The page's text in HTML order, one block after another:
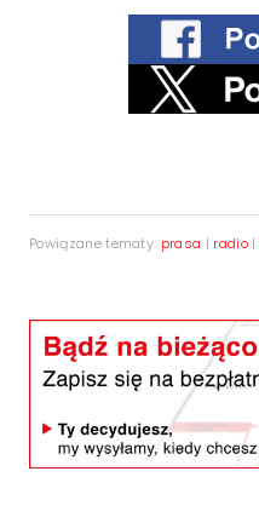
Powiązane tematy: prasa | radio|